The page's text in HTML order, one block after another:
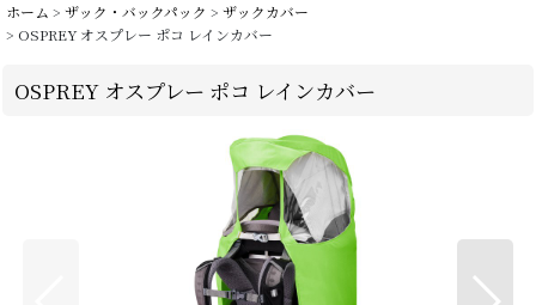
ホーム > ザック・バックパック > ザックカバー
> OSPREY オスプレー ポコ レインカバー
OSPREY オスプレー ポコ レインカバー